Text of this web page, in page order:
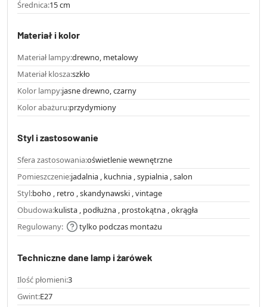
Średnica:15 cm
Materiał i kolor
Materiał lampy:drewno, metalowy
Materiał klosza:szkło
Kolor lampy:jasne drewno, czarny
Kolor abażuru:przydymiony
Styl i zastosowanie
Sfera zastosowania:oświetlenie wewnętrzne
Pomieszczenie:jadalnia , kuchnia , sypialnia , salon
Styl:boho , retro , skandynawski , vintage
Obudowa:kulista , podłużna , prostokątna , okrągła
Regulowany:
tylko podczas montażu
Techniczne dane lamp i żarówek
Ilość płomieni:3
Gwint:E27